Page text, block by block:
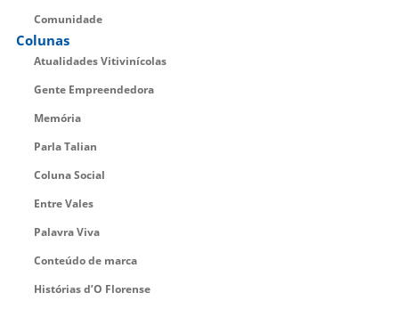
Comunidade
Colunas
Atualidades Vitivinícolas
Gente Empreendedora
Memória
Parla Talian
Coluna Social
Entre Vales
Palavra Viva
Conteúdo de marca
Histórias d’O Florense